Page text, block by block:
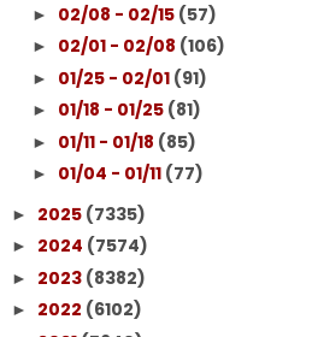
► 02/08 - 02/15 (57)
► 02/01 - 02/08 (106)
► 01/25 - 02/01 (91)
► 01/18 - 01/25 (81)
► 01/11 - 01/18 (85)
► 01/04 - 01/11 (77)
► 2025 (7335)
► 2024 (7574)
► 2023 (8382)
► 2022 (6102)